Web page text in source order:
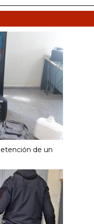
de un